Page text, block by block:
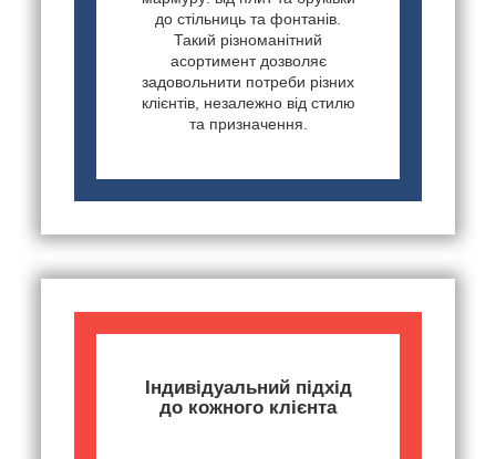
до стільниць та фонтанів.
Такий різноманітний
асортимент дозволяє
задовольнити потреби різних
клієнтів, незалежно від стилю
та призначення.
Індивідуальний підхід
до кожного клієнта